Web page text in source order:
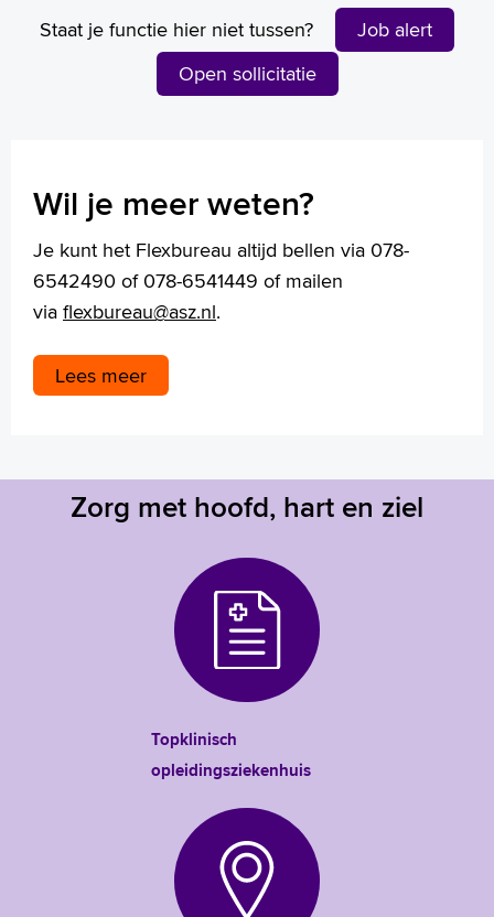
Staat je functie hier niet tussen?
Job alert
Open sollicitatie
Wil je meer weten?
Je kunt het Flexbureau altijd bellen via 078-
6542490 of 078-6541449 of mailen
via flexbureau@asz.nl.
Lees meer
Zorg met hoofd, hart en ziel
Topklinisch
opleidingsziekenhuis